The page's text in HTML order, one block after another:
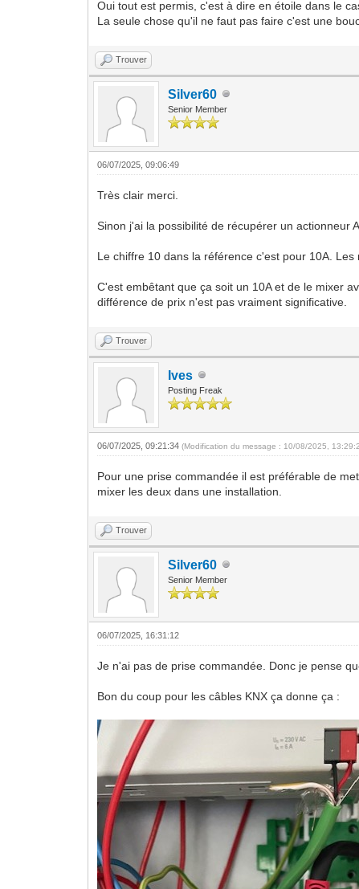
Oui tout est permis, c'est à dire en étoile dans le
La seule chose qu'il ne faut pas faire c'est une
Trouver
Silver60
Senior Member
06/07/2025, 09:06:49
Très clair merci.
Sinon j'ai la possibilité de récupérer un actionneur
Le chiffre 10 dans la référence c'est pour 10A.
C'est embêtant que ça soit un 10A et de le mixer
différence de prix n'est pas vraiment significative.
Trouver
Ives
Posting Freak
06/07/2025, 09:21:34(Modification du message : 10/08/2025,
Pour une prise commandée il est préférable de
mixer les deux dans une installation.
Trouver
Silver60
Senior Member
06/07/2025, 16:31:12
Je n'ai pas de prise commandée. Donc je pense
Bon du coup pour les câbles KNX ça donne ça :